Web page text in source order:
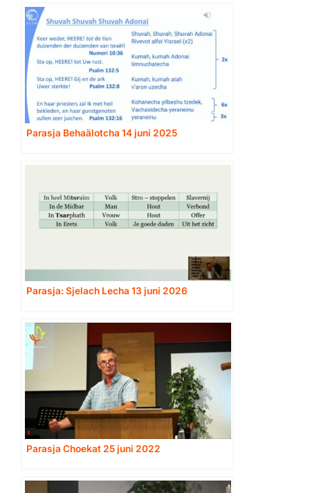
Parasja Behaälotcha 14 juni 2025
Parasja: Sjelach Lecha 13 juni 2026
Parasja Choekat 25 juni 2022